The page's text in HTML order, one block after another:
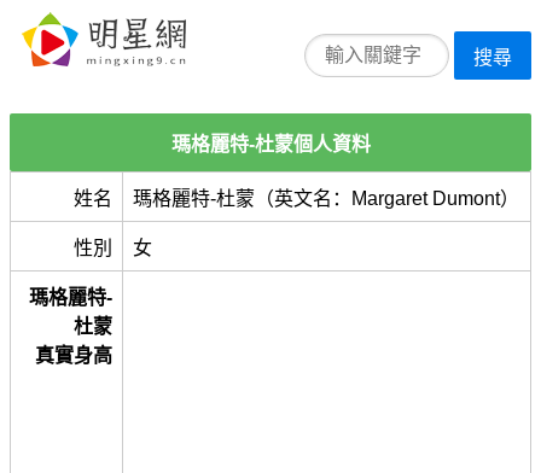
搜尋
瑪格麗特-杜蒙個人資料
姓名 瑪格麗特-杜蒙（英文名：Margaret Dumont）
性別 女
瑪格麗特-
杜蒙
真實身高